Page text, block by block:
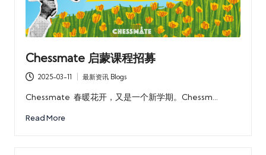
Chessmate 启蒙课程招募
2025-03-11
Posted
in
最新资讯 Blogs
Chessmate 春暖花开，又是一个新学期。Chessm…
Read More